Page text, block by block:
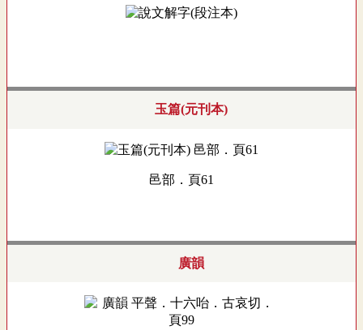
玉篇(元刊本)
邑部．頁61
廣韻